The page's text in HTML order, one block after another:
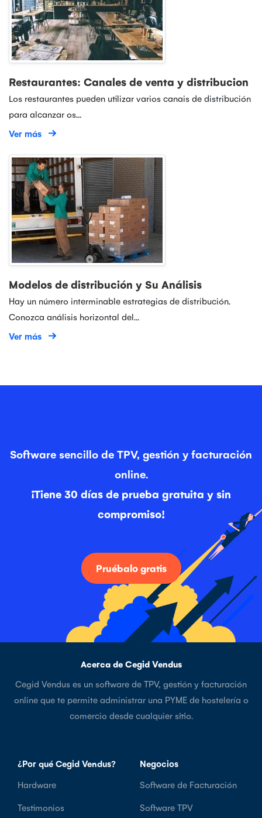
Restaurantes: Canales de venta y distribucion
Los restaurantes pueden utilizar varios canais de distribución
para alcanzar os...
Ver más
Modelos de distribución y Su Análisis
Hay un número interminable estrategias de distribución.
Conozca análisis horizontal del...
Ver más
Software sencillo de TPV, gestión y facturación
online.
¡Tiene 30 días de prueba gratuita y sin
compromiso!
Pruébalo gratis
Acerca de Cegid Vendus
Cegid Vendus es un software de TPV, gestión y facturación
online que te permite administrar una PYME de hostelería o
comercio desde cualquier sitio.
¿Por qué Cegid Vendus?
Hardware
Testimonios
Negocios
Software de Facturación
Software TPV